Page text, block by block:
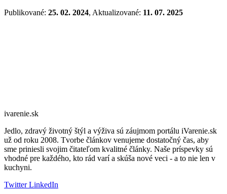
Publikované: 25. 02. 2024, Aktualizované: 11. 07. 2025
ivarenie.sk
Jedlo, zdravý životný štýl a výživa sú záujmom portálu iVarenie.sk
už od roku 2008. Tvorbe článkov venujeme dostatočný čas, aby
sme priniesli svojim čitateľom kvalitné články. Naše príspevky sú
vhodné pre každého, kto rád varí a skúša nové veci - a to nie len v
kuchyni.
TwitterLinkedIn